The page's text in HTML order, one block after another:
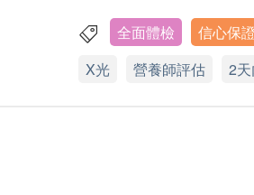
全面體檢 信心保證
X光
營養師評估 2